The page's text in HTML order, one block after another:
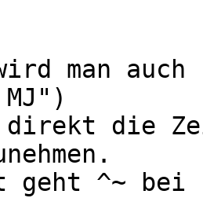
man auch
direkt die
geht ^~